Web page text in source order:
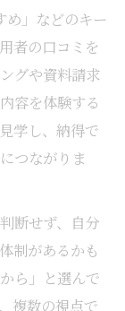
を見つける
向を知る
活用法
比較
訣とは
めの注意点
実度を確認
考にする
め」などのキー
者の口コミを
グや資料請求
容を体験する
学し、納得で
つながりま
断せず、自分
制があるかも
ら」と選んで
複数の視点で